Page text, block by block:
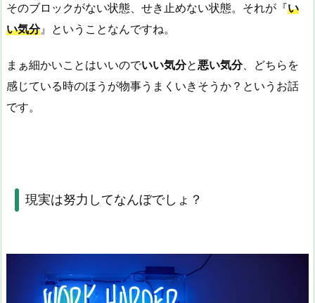
そのブロックがない状態、せき止めない状態。それが『い
い気分』ということなんですね。
まぁ細かいことはいいのでいい気分と 悪い気分、どちらを
感じている時のほうが物事うまくいきそうか？というお話
です。
現実は努力してなんぼでしょ？